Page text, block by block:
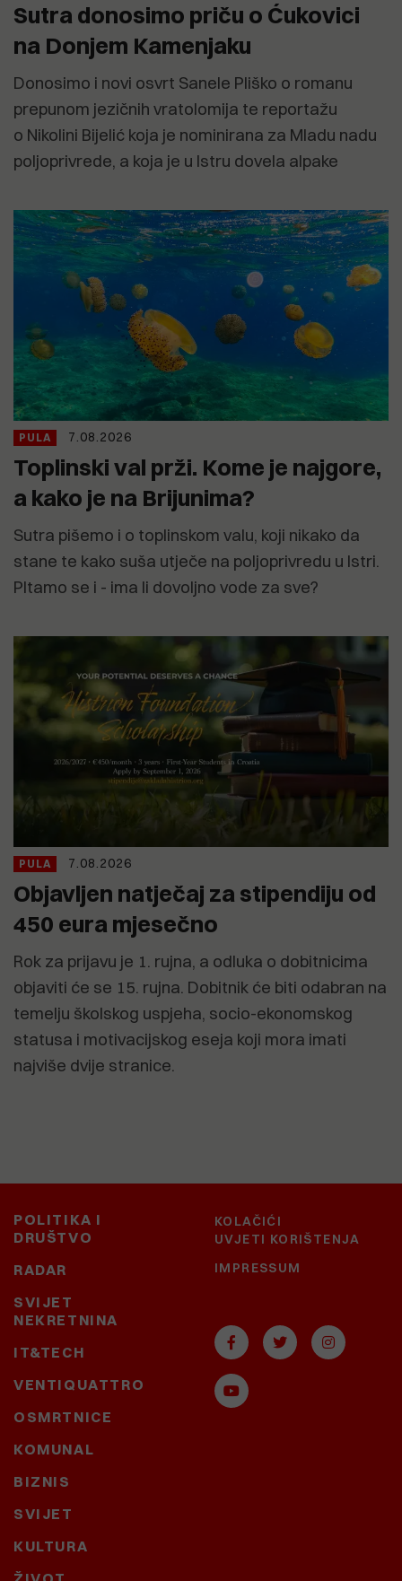
Sutra donosimo priču o Ćukovici
na Donjem Kamenjaku
Donosimo i novi osvrt Sanele Pliško o romanu
prepunom jezičnih vratolomija te reportažu
o Nikolini Bijelić koja je nominirana za Mladu nadu
poljoprivrede, a koja je u Istru dovela alpake
PULA 7.08.2026
Toplinski val prži. Kome je najgore,
a kako je na Brijunima?
Sutra pišemo i o toplinskom valu, koji nikako da
stane te kako suša utječe na poljoprivredu u Istri.
PItamo se i - ima li dovoljno vode za sve?
PULA 7.08.2026
Objavljen natječaj za stipendiju od
450 eura mjesečno
Rok za prijavu je 1. rujna, a odluka o dobitnicima
objaviti će se 15. rujna. Dobitnik će biti odabran na
temelju školskog uspjeha, socio-ekonomskog
statusa i motivacijskog eseja koji mora imati
najviše dvije stranice.
POLITIKA I
DRUŠTVO
RADAR
SVIJET
NEKRETNINA
IT&TECH
VENTIQUATTRO
OSMRTNICE
KOMUNAL
BIZNIS
SVIJET
KULTURA
KOLAČIĆI
UVJETI KORIŠTENJA
IMPRESSUM